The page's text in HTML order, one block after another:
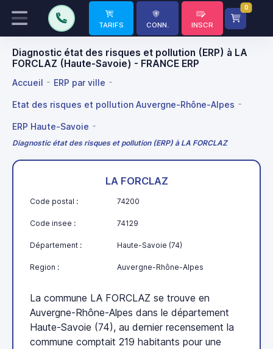
TARIFS CONN. INSCR
0
Diagnostic état des risques et pollution (ERP) à LA
FORCLAZ (Haute-Savoie) - FRANCE ERP
Accueil ERP par ville
Etat des risques et pollution Auvergne-Rhône-Alpes
ERP Haute-Savoie
Diagnostic état des risques et pollution (ERP) à LA FORCLAZ
LA FORCLAZ
Code postal : 74200
Code insee : 74129
Département : Haute-Savoie (74)
Region : Auvergne-Rhône-Alpes
La commune LA FORCLAZ se trouve en
Auvergne-Rhône-Alpes dans le département
Haute-Savoie (74), au dernier recensement la
commune comptait 219 habitants pour une